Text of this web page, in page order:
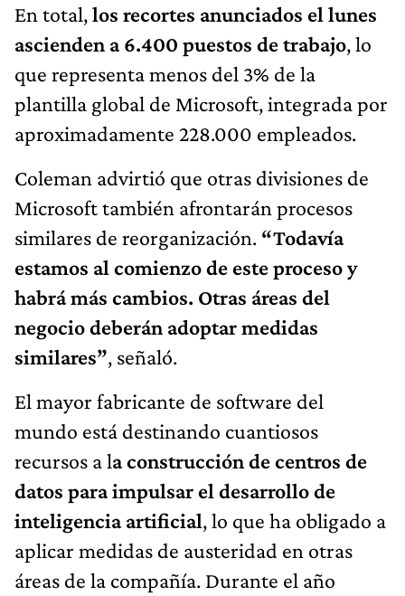
En total,los recortes anunciados el lunes
ascienden a 6.400 puestos de trabajo, lo
que representa menos del 3% de la
plantilla global de Microsoft, integrada por
aproximadamente 228.000 empleados.
Coleman advirtió que otras divisiones de
Microsoft también afrontarán procesos
similares de reorganización. “Todavía
estamos al comienzo de este proceso y
habrá más cambios. Otras áreas del
negocio deberán adoptar medidas
similares”, señaló.
El mayor fabricante de software del
mundo está destinando cuantiosos
recursos a la construcción de centros de
datos para impulsar el desarrollo de
inteligencia artificial, lo que ha obligado a
aplicar medidas de austeridad en otras
áreas de la compañía. Durante el año